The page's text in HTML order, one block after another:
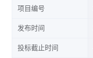
项目编号
发布时间
投标截止时间